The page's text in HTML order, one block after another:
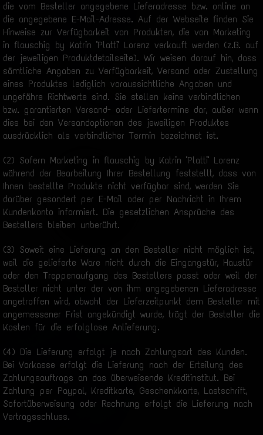
die vom Besteller angegebene Lieferadresse bzw. online an
die angegebene E-Mail-Adresse. Auf der Webseite finden Sie
Hinweise zur Verfügbarkeit von Produkten, die von Marketing
in flauschig by Katrin "Platti" Lorenz verkauft werden (z.B. auf
der jeweiligen Produktdetailseite). Wir weisen darauf hin, dass
sämtliche Angaben zu Verfügbarkeit, Versand oder Zustellung
eines Produktes lediglich voraussichtliche Angaben und
ungefähre Richtwerte sind. Sie stellen keine verbindlichen
bzw. garantierten Versand- oder Liefertermine dar, außer wenn
dies bei den Versandoptionen des jeweiligen Produktes
ausdrücklich als verbindlicher Termin bezeichnet ist.
(2) Sofern Marketing in flauschig by Katrin "Platti" Lorenz
während der Bearbeitung Ihrer Bestellung feststellt, dass von
Ihnen bestellte Produkte nicht verfügbar sind, werden Sie
darüber gesondert per E-Mail oder per Nachricht in Ihrem
Kundenkonto informiert. Die gesetzlichen Ansprüche des
Bestellers bleiben unberührt.
(3) Soweit eine Lieferung an den Besteller nicht möglich ist,
weil die gelieferte Ware nicht durch die Eingangstür, Haustür
oder den Treppenaufgang des Bestellers passt oder weil der
Besteller nicht unter der von ihm angegebenen Lieferadresse
angetroffen wird, obwohl der Lieferzeitpunkt dem Besteller mit
angemessener Frist angekündigt wurde, trägt der Besteller die
Kosten für die erfolglose Anlieferung.
(4) Die Lieferung erfolgt je nach Zahlungsart des Kunden.
Bei Vorkasse erfolgt die Lieferung nach der Erteilung des
Zahlungsauftrags an das überweisende Kreditinstitut. Bei
Zahlung per Paypal, Kreditkarte, Geschenkkarte, Lastschrift,
Sofortüberweisung oder Rechnung erfolgt die Lieferung nach
Vertragsschluss.